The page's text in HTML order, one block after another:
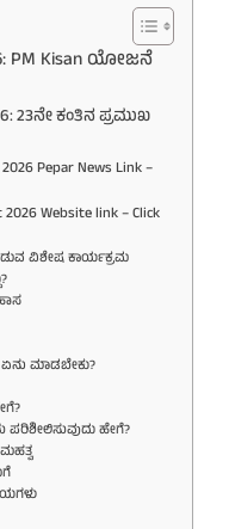
PM Kisan ಯೋಜನೆ
23ನೇ ಕಂತಿನ ಪ್ರಮುಖ
Pepar News Link –
Website link – Click
ವಿಶೇಷ ಕಾರ್ಯಕ್ರಮ
ಮಾಡಬೇಕು?
ಪರಿಶೀಲಿಸುವುದು ಹೇಗೆ?